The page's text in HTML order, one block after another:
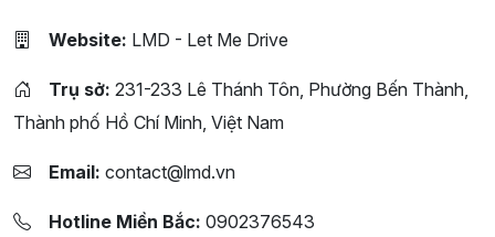
Website: LMD - Let Me Drive
Trụ sở: 231-233 Lê Thánh Tôn, Phường Bến Thành,
Thành phố Hồ Chí Minh, Việt Nam
Email: contact@lmd.vn
Hotline Miền Bắc: 0902376543